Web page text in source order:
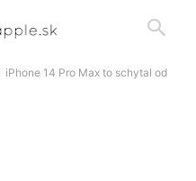
iPhone 14 Pro Max to schytal od